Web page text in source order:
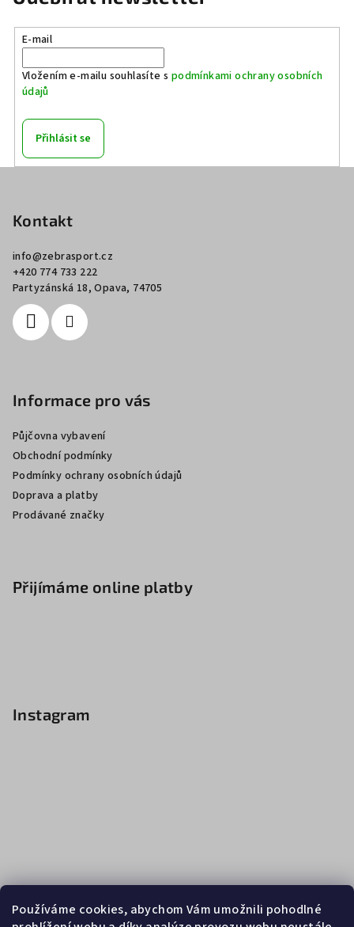
Používáme cookies, abychom Vám umožnili pohodlné
E-mail
Vložením e-mailu souhlasíte s podmínkami ochrany osobních
údajů
Přihlásit se
Kontakt
info@zebrasport.cz
+420 774 733 222
Partyzánská 18, Opava, 74705
Informace pro vás
Půjčovna vybavení
Obchodní podmínky
Podmínky ochrany osobních údajů
Doprava a platby
Prodávané značky
Přijímáme online platby
Instagram